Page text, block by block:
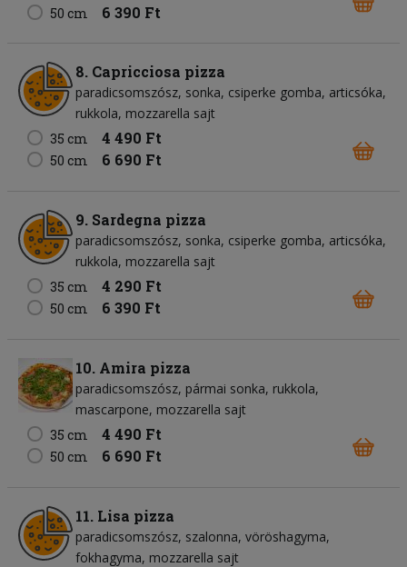
50 cm 6 390 Ft
8. Capricciosa pizza
paradicsomszósz sonka csiperke gomba articsóka
rukkola mozzarella sajt
35 cm
4 490 Ft
50 cm 6 690 Ft
9. Sardegna pizza
paradicsomszósz sonka csiperke gomba articsóka
rukkola mozzarella sajt
35 cm
4 290 Ft
50 cm 6 390 Ft
10. Amira pizza
paradicsomszósz pármai sonka rukkola
mascarpone mozzarella sajt
35 cm
4 490 Ft
50 cm 6 690 Ft
11. Lisa pizza
paradicsomszósz szalonna vöröshagyma
fokhagyma mozzarella sajt